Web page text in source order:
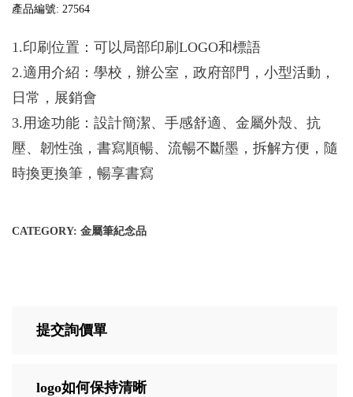
產品編號: 27564
1.印刷位置：可以局部印刷LOGO和標語
2.適用介紹：學校，辦公室，政府部門，小型活動，
日常，展銷會
3.用途功能：設計簡潔、手感舒適、金屬外殼、抗
壓、韌性強，書寫順暢、流暢不斷墨，拆解方便，隨
時換更換筆，暢享書寫
CATEGORY: 金屬筆紀念品
提交詢價單
logo如何保持清晰